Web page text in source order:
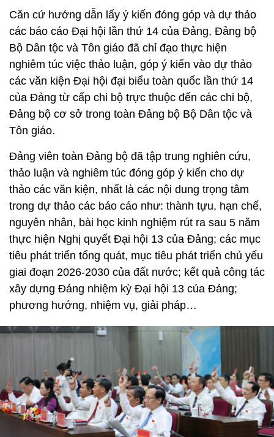
Căn cứ hướng dẫn lấy ý kiến đóng góp và dự thảo
các báo cáo Đại hội lần thứ 14 của Đảng, Đảng bộ
Bộ Dân tộc và Tôn giáo đã chỉ đạo thực hiện
nghiêm túc việc thảo luận, góp ý kiến vào dự thảo
các văn kiện Đại hội đại biểu toàn quốc lần thứ 14
của Đảng từ cấp chi bộ trực thuộc đến các chi bộ,
Đảng bộ cơ sở trong toàn Đảng bộ Bộ Dân tộc và
Tôn giáo.
Đảng viên toàn Đảng bộ đã tập trung nghiên cứu,
thảo luận và nghiêm túc đóng góp ý kiến cho dự
thảo các văn kiện, nhất là các nội dung trọng tâm
trong dự thảo các báo cáo như: thành tựu, hạn chế,
nguyên nhân, bài học kinh nghiệm rút ra sau 5 năm
thực hiện Nghị quyết Đại hội 13 của Đảng; các mục
tiêu phát triển tổng quát, mục tiêu phát triển chủ yếu
giai đoạn 2026-2030 của đất nước; kết quả công tác
xây dựng Đảng nhiệm kỳ Đại hội 13 của Đảng;
phương hướng, nhiệm vụ, giải pháp…